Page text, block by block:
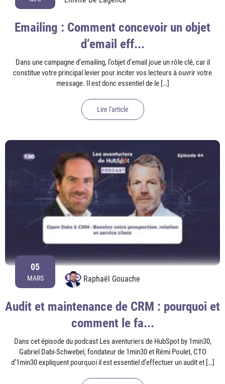
Emailing : Comment concevoir un objet
d’email eff...
Dans une campagne d’emailing, l’objet d’email joue un rôle clé, car il
constitue votre principal levier pour inciter vos lecteurs à ouvrir votre
message. Il est donc essentiel de le […]
Lire l'article
05
MARS Raphaël Gouache
Audit et maintenance de CRM : pourquoi et
comment le fa...
Dans cet épisode du podcast Les aventuriers de HubSpot by 1min30,
Gabriel Dabi-Schwebel, fondateur de 1min30 et Rémi Poulet, CTO
d’1min30 expliquent pourquoi il est essentiel d’effectuer un audit et […]